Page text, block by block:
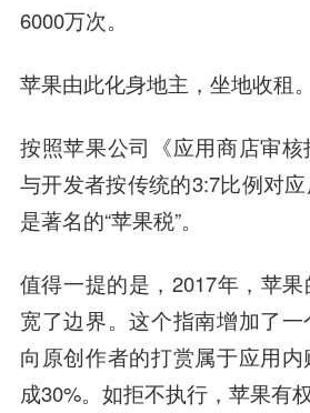
6000万次。
苹果由此化身地主，坐地收租。
按照苹果公司《应用商店审
与开发者按传统的3:7比例对
是著名的“苹果税”。
值得一提的是，2017年， 苹
宽了边界。这个指南增加了
向原创作者的打赏属于应用
成30%。如拒不执行，苹果有